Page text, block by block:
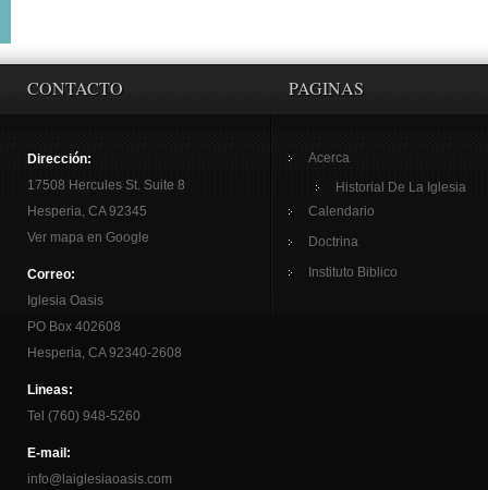
CONTACTO
Dirección:
17508 Hercules St. Suite 8
Hesperia, CA 92345
Ver mapa en Google
Correo:
Iglesia Oasis
PO Box 402608
Hesperia, CA 92340-2608
Lineas:
Tel (760) 948-5260
E-mail:
info@laiglesiaoasis.com
PAGINAS
Acerca
Historial De La Iglesia
Calendario
Doctrina
Instituto Biblico